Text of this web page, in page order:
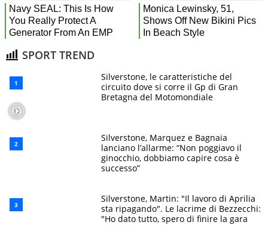
SPORT TREND
Silverstone, le caratteristiche del
circuito dove si corre il Gp di Gran
Bretagna del Motomondiale
Silverstone, Marquez e Bagnaia
lanciano l’allarme: “Non poggiavo il
ginocchio, dobbiamo capire cosa è
successo”
Silverstone, Martin: "Il lavoro di Aprilia
sta ripagando". Le lacrime di Bezzecchi:
"Ho dato tutto, spero di finire la gara